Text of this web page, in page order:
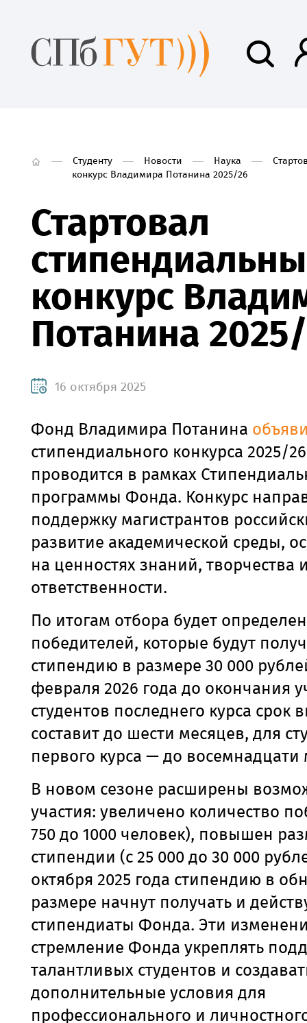
Студенту Новости Наука
конкурс Владимира Потанина 2025/26
Стартовал
конкурс
Потанина
16 октября 2025
Фонд Владимира Потанина
стипендиального конкурса 2025/
проводится в рамках
программы Фонда. Конкурс
поддержку магистрантов
развитие академической среды,
на ценностях знаний, творчества
ответственности.
По итогам отбора будет
победителей, которые будут
стипендию в размере 30 000
февраля 2026 года до окончания
студентов последнего курса срок
составит до шести месяцев, для
первого курса — до восемнадцати
В новом сезоне расширены
участия: увеличено количество
750 до 1000 человек), повышен
стипендии (с 25 000 до 30 000
октября 2025 года стипендию в
размере начнут получать и
стипендиаты Фонда. Эти
стремление Фонда укреплять
талантливых студентов и
дополнительные условия для
профессионального и